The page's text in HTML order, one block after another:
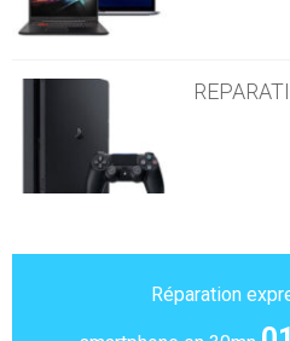
Réparation